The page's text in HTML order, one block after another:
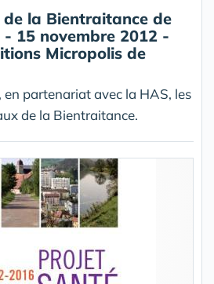
la Bientraitance de
- 15 novembre 2012 -
Micropolis de
en partenariat avec la HAS, les
de la Bientraitance.